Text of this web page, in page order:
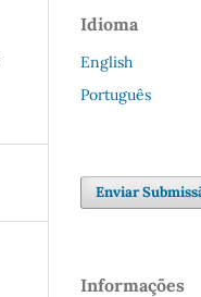
Idioma
English
Português
Enviar
Informações